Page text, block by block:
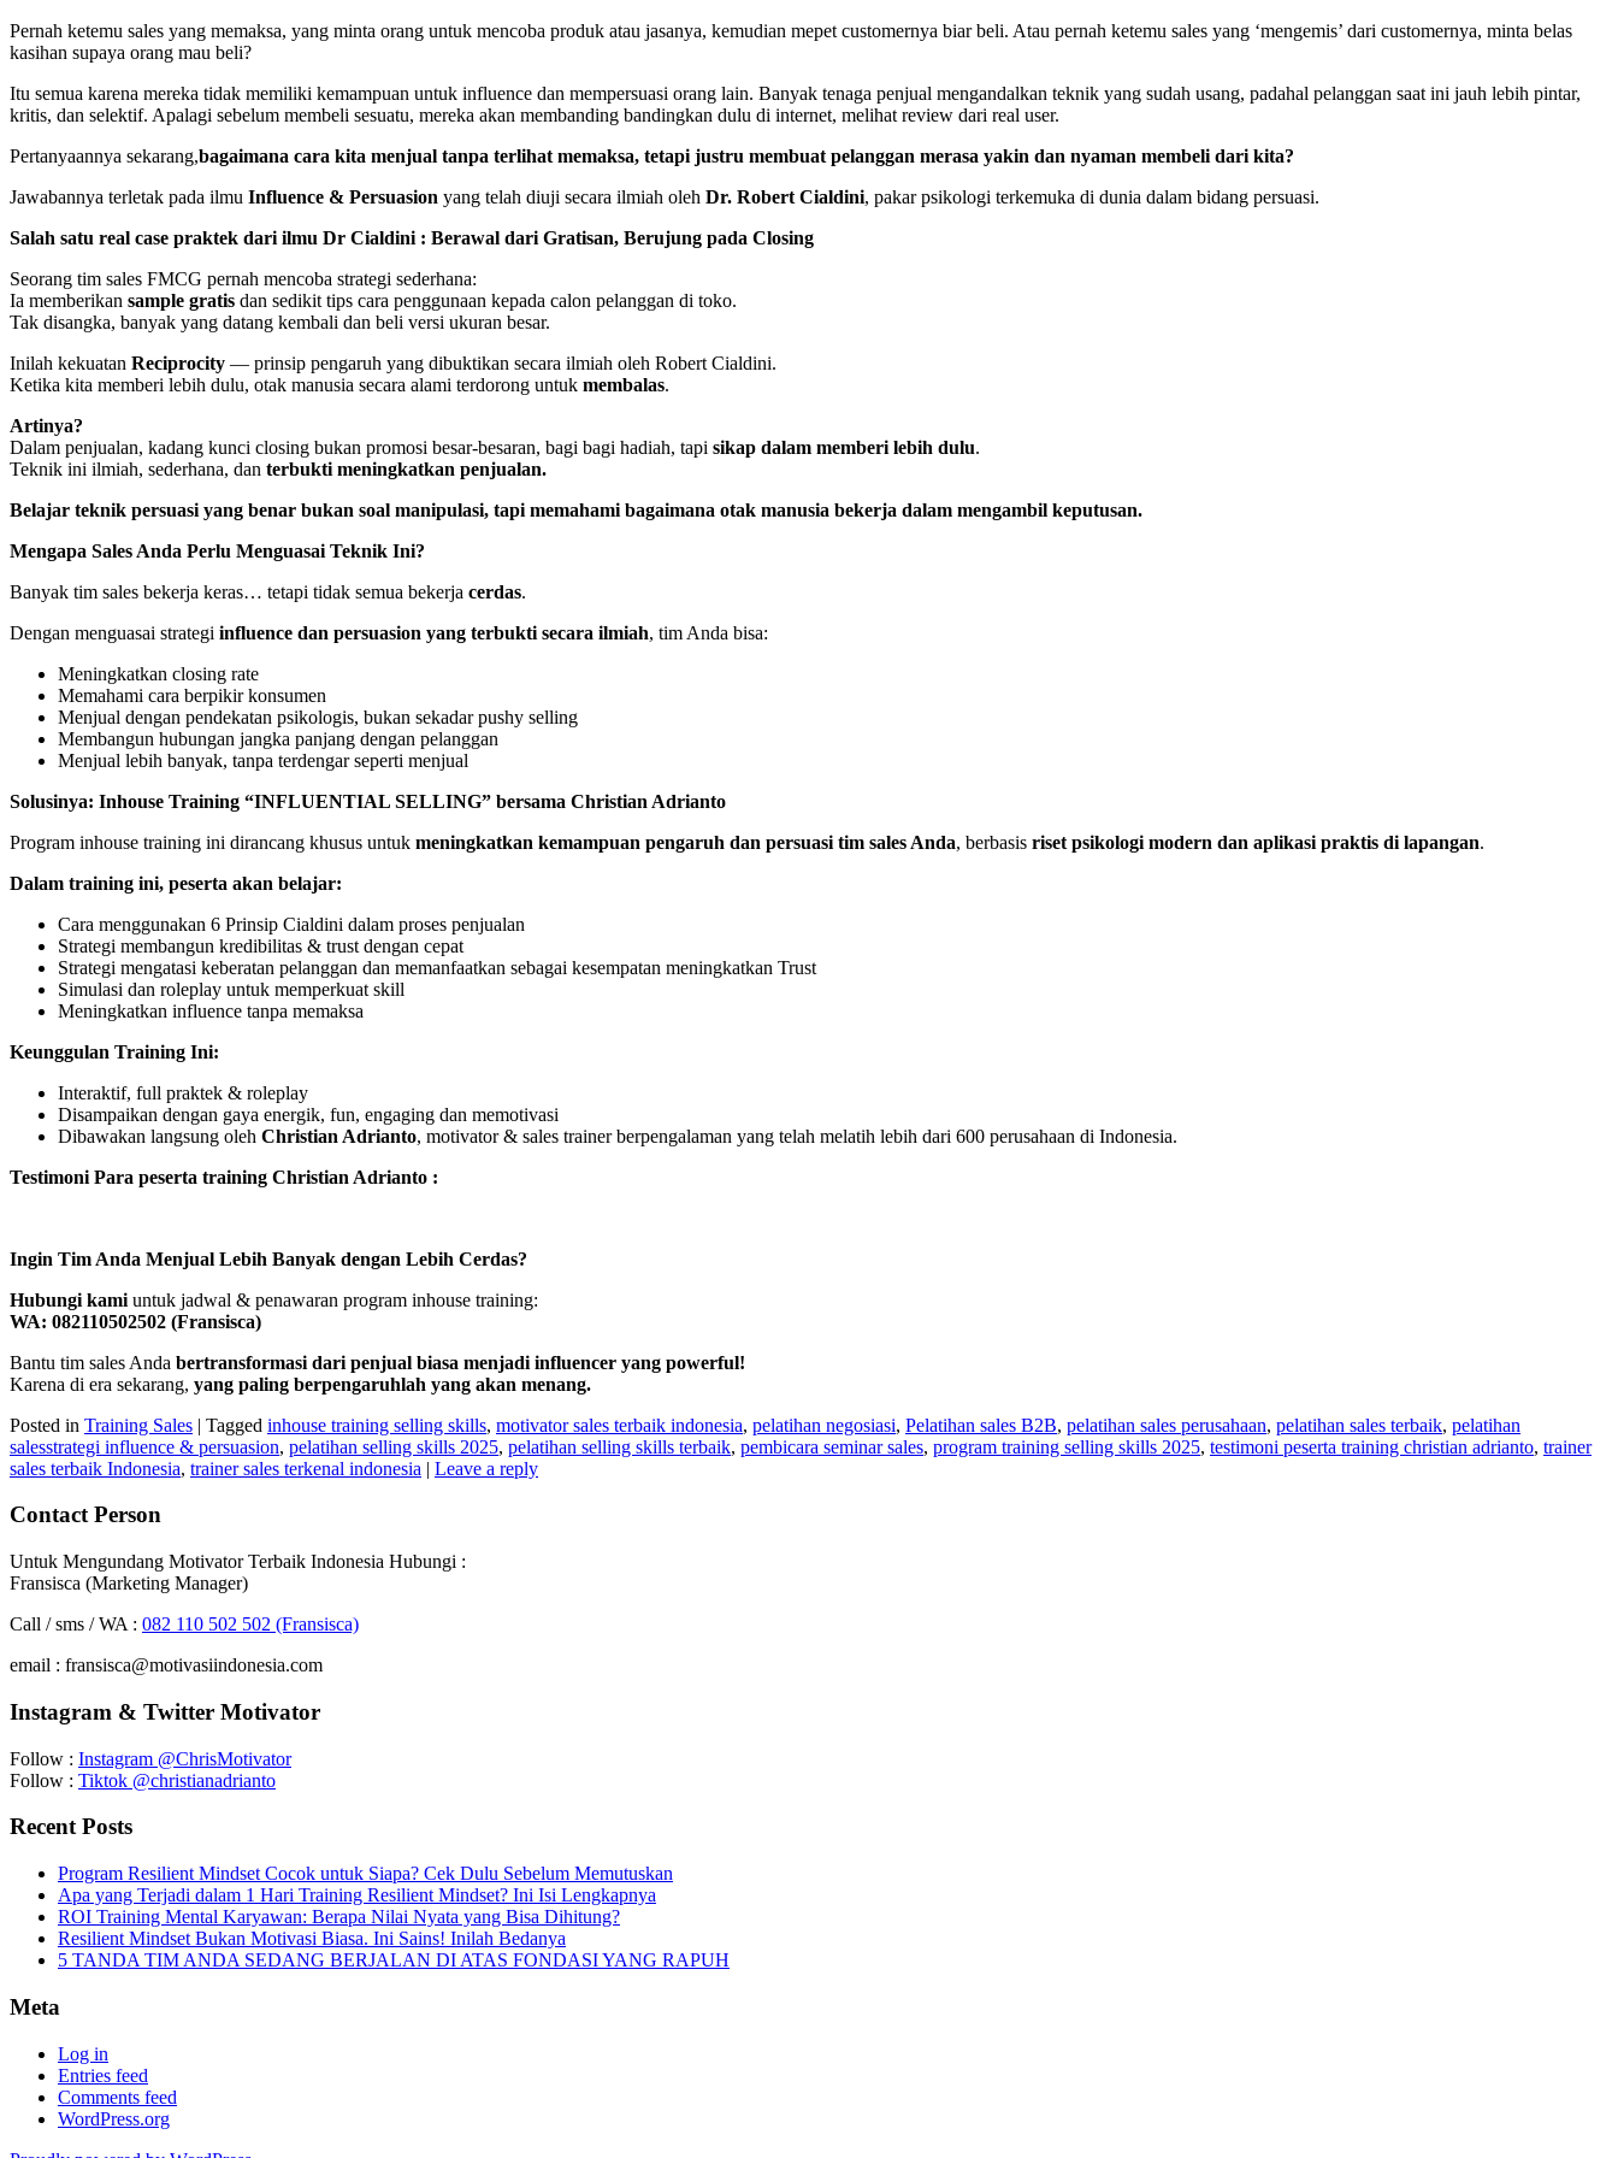
Pernah ketemu sales yang memaksa, yang minta orang untuk mencoba produk atau jasanya, kemudian mepet customernya biar beli. Atau pernah ketemu sales yang ‘mengemis’ dari customernya, minta belas
kasihan supaya orang mau beli?
Itu semua karena mereka tidak memiliki kemampuan untuk influence dan mempersuasi orang lain. Banyak tenaga penjual mengandalkan teknik yang sudah usang, padahal pelanggan saat ini jauh lebih pintar,
kritis, dan selektif. Apalagi sebelum membeli sesuatu, mereka akan membanding bandingkan dulu di internet, melihat review dari real user.
Pertanyaannya sekarang,bagaimana cara kita menjual tanpa terlihat memaksa, tetapi justru membuat pelanggan merasa yakin dan nyaman membeli dari kita?
Jawabannya terletak pada ilmu Influence & Persuasion yang telah diuji secara ilmiah oleh Dr. Robert Cialdini, pakar psikologi terkemuka di dunia dalam bidang persuasi.
Salah satu real case praktek dari ilmu Dr Cialdini : Berawal dari Gratisan, Berujung pada Closing
Seorang tim sales FMCG pernah mencoba strategi sederhana:
Ia memberikan sample gratis dan sedikit tips cara penggunaan kepada calon pelanggan di toko.
Tak disangka, banyak yang datang kembali dan beli versi ukuran besar.
Inilah kekuatan Reciprocity — prinsip pengaruh yang dibuktikan secara ilmiah oleh Robert Cialdini.
Ketika kita memberi lebih dulu, otak manusia secara alami terdorong untuk membalas.
Artinya?
Dalam penjualan, kadang kunci closing bukan promosi besar-besaran, bagi bagi hadiah, tapi sikap dalam memberi lebih dulu.
Teknik ini ilmiah, sederhana, dan terbukti meningkatkan penjualan.
Belajar teknik persuasi yang benar bukan soal manipulasi, tapi memahami bagaimana otak manusia bekerja dalam mengambil keputusan.
Mengapa Sales Anda Perlu Menguasai Teknik Ini?
Banyak tim sales bekerja keras… tetapi tidak semua bekerja cerdas.
Dengan menguasai strategi influence dan persuasion yang terbukti secara ilmiah, tim Anda bisa:
Meningkatkan closing rate
Memahami cara berpikir konsumen
Menjual dengan pendekatan psikologis, bukan sekadar pushy selling
Membangun hubungan jangka panjang dengan pelanggan
Menjual lebih banyak, tanpa terdengar seperti menjual
Solusinya: Inhouse Training “INFLUENTIAL SELLING” bersama Christian Adrianto
Program inhouse training ini dirancang khusus untuk meningkatkan kemampuan pengaruh dan persuasi tim sales Anda, berbasis riset psikologi modern dan aplikasi praktis di lapangan.
Dalam training ini, peserta akan belajar:
Cara menggunakan 6 Prinsip Cialdini dalam proses penjualan
Strategi membangun kredibilitas & trust dengan cepat
Strategi mengatasi keberatan pelanggan dan memanfaatkan sebagai kesempatan meningkatkan Trust
Simulasi dan roleplay untuk memperkuat skill
Meningkatkan influence tanpa memaksa
Keunggulan Training Ini:
Interaktif, full praktek & roleplay
Disampaikan dengan gaya energik, fun, engaging dan memotivasi
Dibawakan langsung oleh Christian Adrianto, motivator & sales trainer berpengalaman yang telah melatih lebih dari 600 perusahaan di Indonesia.
Testimoni Para peserta training Christian Adrianto :
Ingin Tim Anda Menjual Lebih Banyak dengan Lebih Cerdas?
Hubungi kami untuk jadwal & penawaran program inhouse training:
WA: 082110502502 (Fransisca)
Bantu tim sales Anda bertransformasi dari penjual biasa menjadi influencer yang powerful!
Karena di era sekarang, yang paling berpengaruhlah yang akan menang.
Posted in Training Sales | Tagged inhouse training selling skills, motivator sales terbaik indonesia, pelatihan negosiasi, Pelatihan sales B2B, pelatihan sales perusahaan, pelatihan sales terbaik, pelatihan
salesstrategi influence & persuasion, pelatihan selling skills 2025, pelatihan selling skills terbaik, pembicara seminar sales, program training selling skills 2025, testimoni peserta training christian adrianto, trainer
sales terbaik Indonesia, trainer sales terkenal indonesia | Leave a reply
Contact Person
Untuk Mengundang Motivator Terbaik Indonesia Hubungi :
Fransisca (Marketing Manager)
Call / sms / WA : 082 110 502 502 (Fransisca)
email : fransisca@motivasiindonesia.com
Instagram & Twitter Motivator
Follow : Instagram @ChrisMotivator
Follow : Tiktok @christianadrianto
Recent Posts
Program Resilient Mindset Cocok untuk Siapa? Cek Dulu Sebelum Memutuskan
Apa yang Terjadi dalam 1 Hari Training Resilient Mindset? Ini Isi Lengkapnya
ROI Training Mental Karyawan: Berapa Nilai Nyata yang Bisa Dihitung?
Resilient Mindset Bukan Motivasi Biasa. Ini Sains! Inilah Bedanya
5 TANDA TIM ANDA SEDANG BERJALAN DI ATAS FONDASI YANG RAPUH
Meta
Log in
Entries feed
Comments feed
WordPress.org